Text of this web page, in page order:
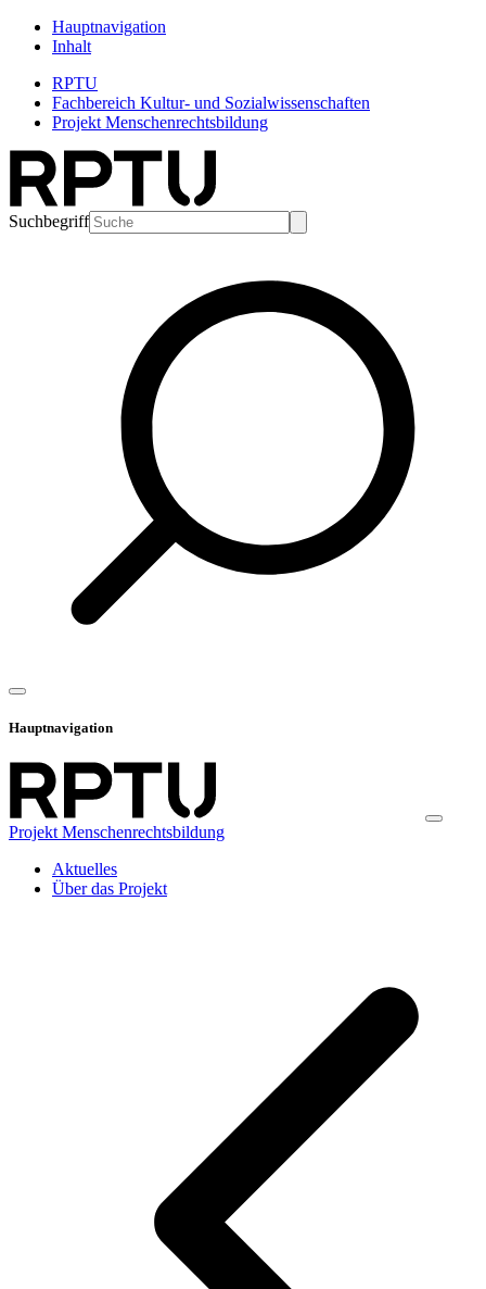
Hauptnavigation
Inhalt
RPTU
Fachbereich Kultur- und Sozialwissenschaften
Projekt Menschenrechtsbildung
Suchbegriff
Hauptnavigation
Projekt Menschenrechtsbildung
Aktuelles
Über das Projekt